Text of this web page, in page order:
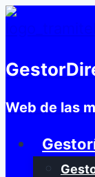
Saltar
contenido
Web de las